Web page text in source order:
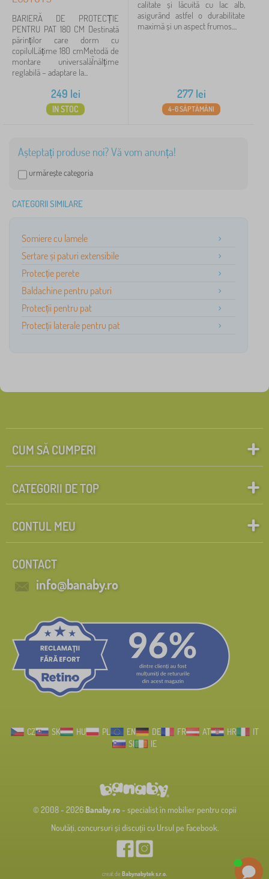
BARIERĂ DE PROTECȚIE
PENTRU PAT 180 CM Destinată
părinților care dorm cu
copilulLățime 180 cmMetodă de
montare universalăÎnălțime
reglabilă – adaptare la...
249 lei
IN STOC
calitate și lăcuită cu lac alb,
asigurând astfel o durabilitate
maximă și un aspect frumos....
277lei
4-6 SĂPTĂMÂNI
Așteptați produse noi? Vă vom anunța!
urmărește categoria
CATEGORII SIMILARE
Somiere cu lamele
Sertare și paturi extensibile
Protecție perete
Baldachine pentru paturi
Protecții pentru pat
Protecții laterale pentru pat
CUM SĂ CUMPERI
CATEGORII DE TOP
CONTUL MEU
CONTACT
info@banaby.ro
CZ SK HU PL EN DE FR AT HR
IT
SI
IE
© 2008 - 2026 Banaby.ro- specialist în mobilier pentru copii
Noutăți, concursuri și discuții cu Ursul pe Facebook.
creat de Babynabytek s.r.o.